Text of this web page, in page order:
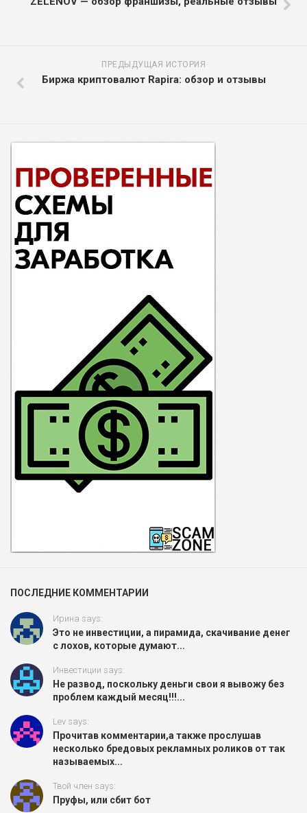
ПРЕДЫДУЩАЯ ИСТОРИЯ
Биржа криптовалют Rapira: обзор и отзывы
ПОСЛЕДНИЕ КОММЕНТАРИИ
Ирина says:
Это не инвестиции, а пирамида, скачивание денег
с лохов, которые думают...
Инвестиции says:
Не развод, поскольку деньги свои я вывожу без
проблем каждый месяц!!!...
Lev says:
Прочитав комментарии,а также прослушав
несколько бредовых рекламных роликов от так
называемых...
Твой член says:
Пруфы, или сбит бот